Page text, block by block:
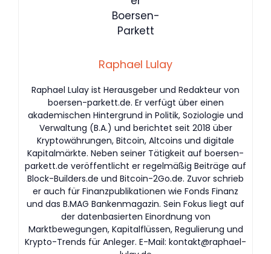
Raphael Lulay
Raphael Lulay ist Herausgeber und Redakteur von
boersen-parkett.de. Er verfügt über einen
akademischen Hintergrund in Politik, Soziologie und
Verwaltung (B.A.) und berichtet seit 2018 über
Kryptowährungen, Bitcoin, Altcoins und digitale
Kapitalmärkte. Neben seiner Tätigkeit auf boersen-
parkett.de veröffentlicht er regelmäßig Beiträge auf
Block-Builders.de und Bitcoin-2Go.de. Zuvor schrieb
er auch für Finanzpublikationen wie Fonds Finanz
und das B.MAG Bankenmagazin. Sein Fokus liegt auf
der datenbasierten Einordnung von
Marktbewegungen, Kapitalflüssen, Regulierung und
Krypto-Trends für Anleger. E-Mail: kontakt@raphael-